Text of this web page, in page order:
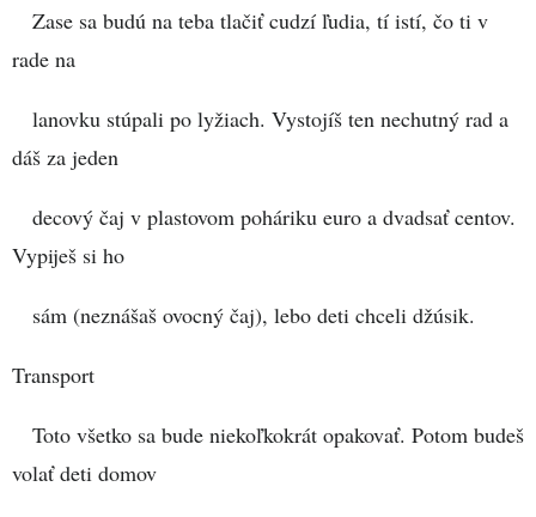
Zase sa budú na teba tlačiť cudzí ľudia, tí istí, čo ti v
rade na
lanovku stúpali po lyžiach. Vystojíš ten nechutný rad a
dáš za jeden
decový čaj v plastovom poháriku euro a dvadsať centov.
Vypiješ si ho
sám (neznášaš ovocný čaj), lebo deti chceli džúsik.
Transport
Toto všetko sa bude niekoľkokrát opakovať. Potom budeš
volať deti domov